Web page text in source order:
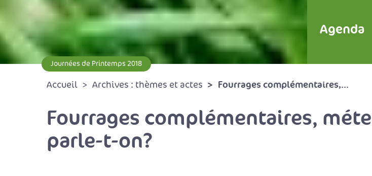
Agenda
Journées de Printemps 2018
Accueil Archives : thèmes et actes Fourrages complémentaires,...
Fourrages complémentaires,
parle-t-on?